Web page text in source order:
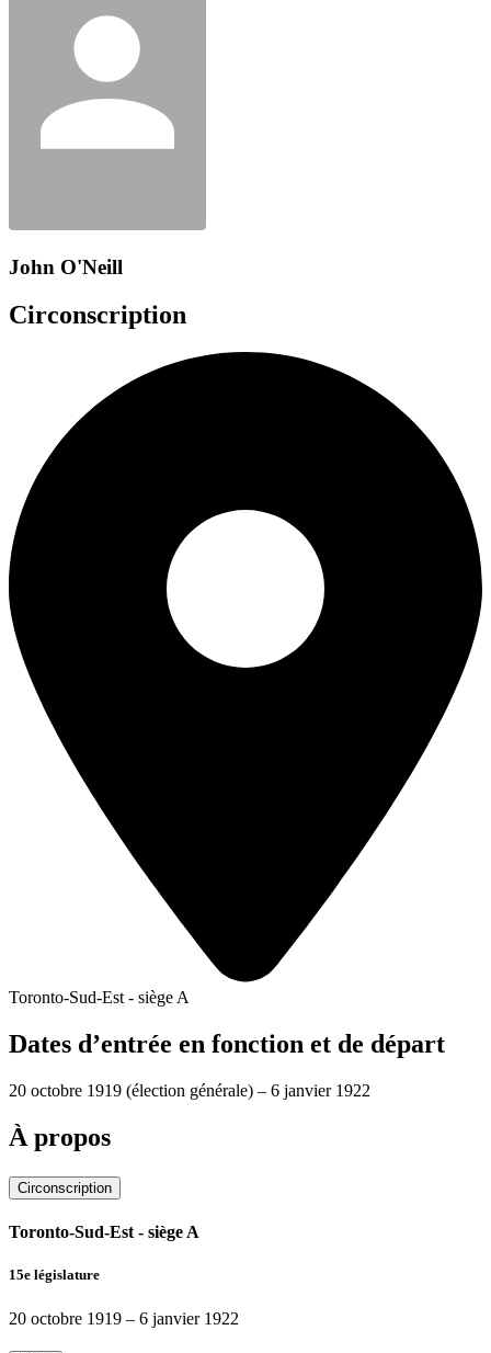
John O'Neill
Circonscription
Toronto-Sud-Est - siège A
Dates d’entrée en fonction et de départ
20 octobre 1919 (élection générale) – 6 janvier 1922
À propos
Circonscription
Toronto-Sud-Est - siège A
15e législature
20 octobre 1919 – 6 janvier 1922